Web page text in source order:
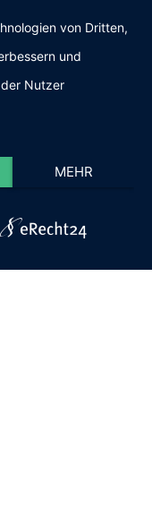
von Dritten,
und
Nutzer
MEHR